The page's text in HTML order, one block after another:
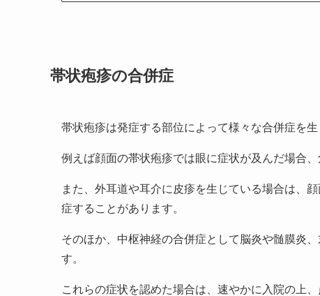
帯状疱疹の合併症
帯状疱疹は発症する部位によって様々な合併症を生
例えば顔面の帯状疱疹では眼に症状が及んだ場合
また、外耳道や耳介に皮疹を生じている場合は、
症することがあります。
そのほか、中枢神経の合併症として脳炎や髄膜炎
す。
これらの症状を認めた場合は、速やかに入院の上